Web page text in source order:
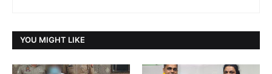
YOU MIGHT LIKE